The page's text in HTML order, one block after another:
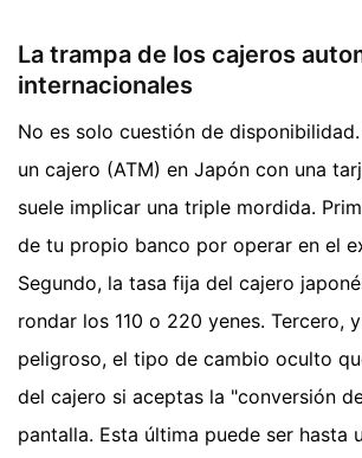
La trampa de los cajeros
internacionales
No es solo cuestión de
un cajero (ATM) en Japón con una
suele implicar una triple mordida.
de tu propio banco por operar en el
Segundo, la tasa fija del cajero
rondar los 110 o 220 yenes. Tercero,
peligroso, el tipo de cambio oculto
del cajero si aceptas la "conversión
pantalla. Esta última puede ser hasta